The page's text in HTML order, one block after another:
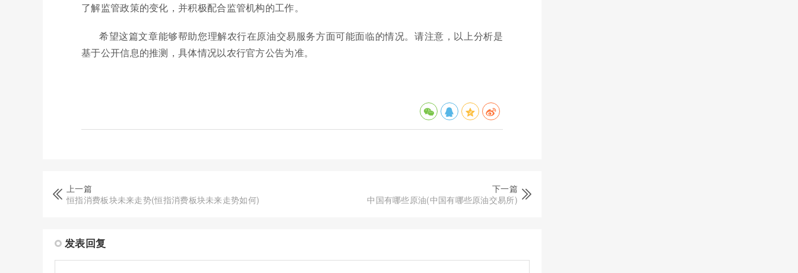
了解监管政策的变化，并积极配合监管机构的工作。
希望这篇文章能够帮助您理解农行在原油交易服务方面可能面临的情况。请注意，以上分析是
基于公开信息的推测，具体情况以农行官方公告为准。
上一篇
恒指消费板块未来走势(恒指消费板块未来走势如何)
下一篇
中国有哪些原油(中国有哪些原油交易所)
发表回复